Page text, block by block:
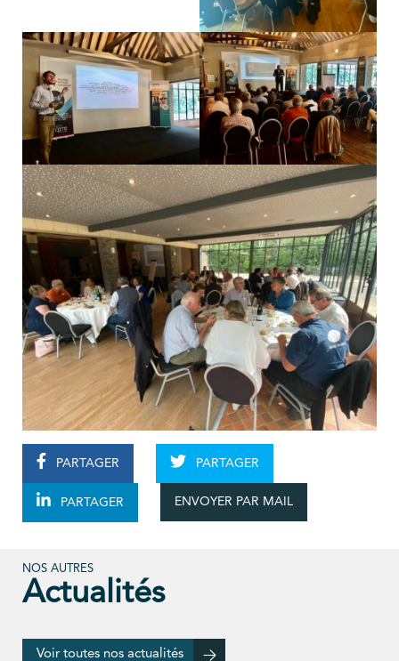
PARTAGER PARTAGER
PARTAGER ENVOYER PAR MAIL
NOS AUTRES
Actualités
Voir toutes nos actualités